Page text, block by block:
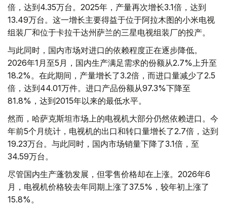
倍，达到4.35万台。2025年，产量再次增长3.1倍，达到
13.49万台。这一增长主要得益于位于阿拉木图的小米电视
组装厂和位于卡拉干达州萨兰的三星电视组装厂的投产。
与此同时，国内市场对进口的依赖程度正在逐步降低。
2026年1月至5月，国内生产满足需求的份额从2.7%上升至
18.2%。在此期间，产量增长了3.2倍，而进口量减少了2.5
倍，达到44.01万件。进口产品份额从97.3%下降至
81.8%，达到2015年以来的最低水平。
然而，哈萨克斯坦市场上的电视机大部分仍然依赖进口。今
年前5个月统计，电视机的出口和转口量增长了2.7倍，达到
19.23万台。与此同时，国内市场销量下降了3.1倍，至
34.59万台。
尽管国内生产蓬勃发展，但零售价格却在上涨。2026年6
月，电视机价格较去年同期上涨了37.5%，较年初上涨了
15.8%。